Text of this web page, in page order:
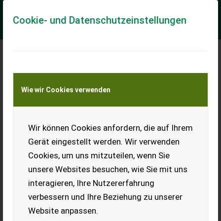
Cookie- und Datenschutzeinstellungen
Wie wir Cookies verwenden
Wir können Cookies anfordern, die auf Ihrem
Gerät eingestellt werden. Wir verwenden
Cookies, um uns mitzuteilen, wenn Sie
unsere Websites besuchen, wie Sie mit uns
interagieren, Ihre Nutzererfahrung
verbessern und Ihre Beziehung zu unserer
Website anpassen.
Meine Transportkostenanfrage
Transport von Land- und Baumaschinen –
KEINE Tiertransporte
Sonstige Micheline 540/65R30
John Deere
- 5100R +passend zu John Deere 5620 - 5820 +Micheline
Multibib +ca. 50% Profil
EUR 1.290 inkl. 13% MwSt./Verm.